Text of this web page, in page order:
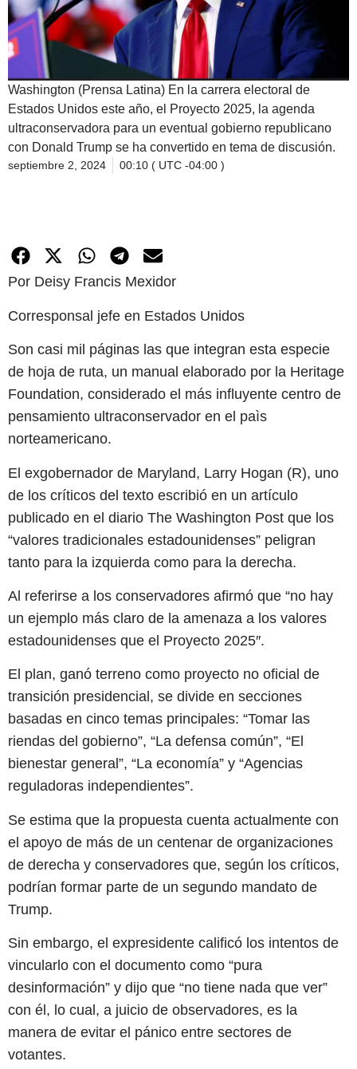
Washington (Prensa Latina) En la carrera electoral de
Estados Unidos este año, el Proyecto 2025, la agenda
ultraconservadora para un eventual gobierno republicano
con Donald Trump se ha convertido en tema de discusión.
septiembre 2, 2024 00:10 ( UTC -04:00 )
Por Deisy Francis Mexidor
Corresponsal jefe en Estados Unidos
Son casi mil páginas las que integran esta especie
de hoja de ruta, un manual elaborado por la Heritage
Foundation, considerado el más influyente centro de
pensamiento ultraconservador en el paìs
norteamericano.
El exgobernador de Maryland, Larry Hogan (R), uno
de los críticos del texto escribió en un artículo
publicado en el diario The Washington Post que los
“valores tradicionales estadounidenses” peligran
tanto para la izquierda como para la derecha.
Al referirse a los conservadores afirmó que “no hay
un ejemplo más claro de la amenaza a los valores
estadounidenses que el Proyecto 2025″.
El plan, ganó terreno como proyecto no oficial de
transición presidencial, se divide en secciones
basadas en cinco temas principales: “Tomar las
riendas del gobierno”, “La defensa común”, “El
bienestar general”, “La economía” y “Agencias
reguladoras independientes”.
Se estima que la propuesta cuenta actualmente con
el apoyo de más de un centenar de organizaciones
de derecha y conservadores que, según los críticos,
podrían formar parte de un segundo mandato de
Trump.
Sin embargo, el expresidente calificó los intentos de
vincularlo con el documento como “pura
desinformación” y dijo que “no tiene nada que ver”
con él, lo cual, a juicio de observadores, es la
manera de evitar el pánico entre sectores de
votantes.